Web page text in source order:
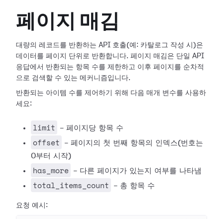
페이지 매김
대량의 레코드를 반환하는 API 호출(예: 카탈로그 작성 시)은
데이터를 페이지 단위로 반환합니다. 페이지 매김은 단일 API
응답에서 반환되는 항목 수를 제한하고 이후 페이지를 순차적
으로 검색할 수 있는 메커니즘입니다.
반환되는 아이템 수를 제어하기 위해 다음 매개 변수를 사용하
세요:
limit - 페이지당 항목 수
offset
- 페이지의 첫 번째 항목의 인덱스(번호는
0부터 시작)
has_more - 다른 페이지가 있는지 여부를 나타냄
total_items_count - 총 항목 수
요청 예시: